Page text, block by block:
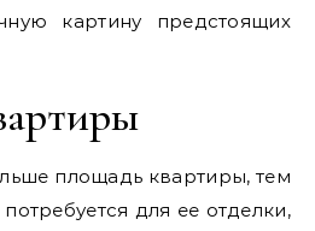
картину предстоящих
площадь квартиры, тем
для ее отделки,